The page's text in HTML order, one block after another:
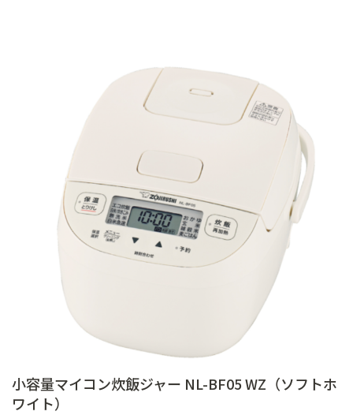
小容量マイコン炊飯ジャー NL-BF05 WZ（ソフトホ
ワイト）